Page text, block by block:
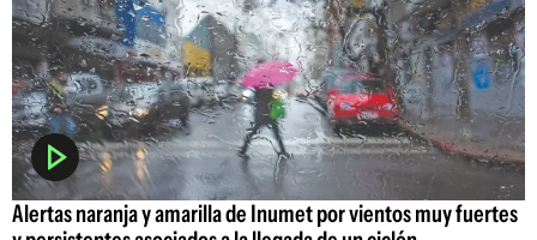
Alertas naranja y amarilla de Inumet por vientos muy fuertes